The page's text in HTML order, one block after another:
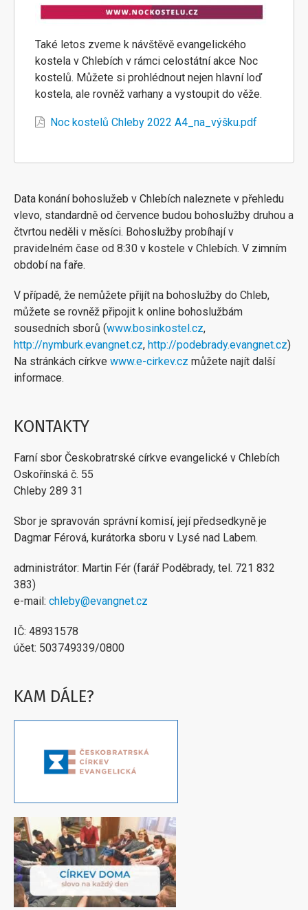
Také letos zveme k návštěvě evangelického
kostela v Chlebích v rámci celostátní akce Noc
kostelů. Můžete si prohlédnout nejen hlavní loď
kostela, ale rovněž varhany a vystoupit do věže.
Noc kostelů Chleby 2022 A4_na_výšku.pdf
Data konání bohoslužeb v Chlebích naleznete v přehledu
vlevo, standardně od července budou bohoslužby druhou a
čtvrtou neděli v měsíci. Bohoslužby probíhají v
pravidelném čase od 8:30 v kostele v Chlebích. V zimním
období na faře.
V případě, že nemůžete přijít na bohoslužby do Chleb,
můžete se rovněž připojit k online bohoslužbám
sousedních sborů (www.bosinkostel.cz,
http://nymburk.evangnet.cz, http://podebrady.evangnet.cz)
Na stránkách církve www.e-cirkev.cz můžete najít další
informace.
KONTAKTY
Farní sbor Českobratrské církve evangelické v Chlebích
Oskořínská č. 55
Chleby 289 31
Sbor je spravován správní komisí, její předsedkyně je
Dagmar Férová, kurátorka sboru v Lysé nad Labem.
administrátor: Martin Fér (farář Poděbrady, tel. 721 832
383)
e-mail: chleby@evangnet.cz
IČ: 48931578
účet: 503749339/0800
KAM DÁLE?